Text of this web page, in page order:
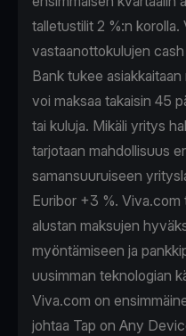
talletustilit 2 %:n
vastaanottokulujen
Bank tukee
voi maksaa takaisin 45
tai kuluja. Mikäli yritys
tarjotaan mahdollisuus
samansuuruiseen
Euribor +3 %.
alustan maksujen
myöntämiseen ja
uusimman teknologian
Viva.com on
johtaa Tap on Any